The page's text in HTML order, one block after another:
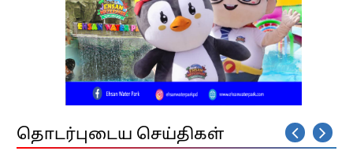
தொடர்புடைய செய்திகள்